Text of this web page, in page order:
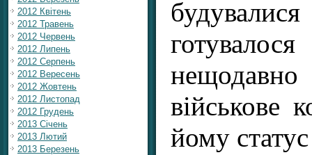
2012 Квітень
2012 Травень
2012 Червень
2012 Липень
2012 Серпень
2012 Вересень
2012 Жовтень
2012 Листопад
2012 Грудень
2013 Січень
2013 Лютий
2013 Березень
військове
йому